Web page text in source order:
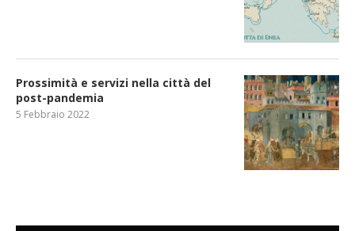
Prossimità e servizi nella città del
post-pandemia
5 Febbraio 2022